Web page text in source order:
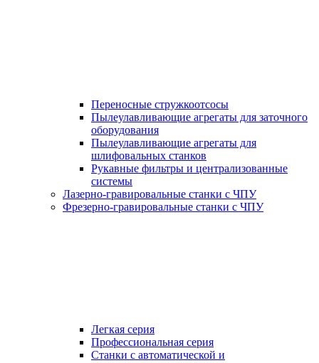
Переносные стружкоотсосы
Пылеулавливающие агрегаты для заточного
оборудования
Пылеулавливающие агрегаты для
шлифовальных станков
Рукавные фильтры и централизованные
системы
Лазерно-гравировальные станки с ЧПУ
Фрезерно-гравировальные станки с ЧПУ
Легкая серия
Профессиональная серия
Станки с автоматической и